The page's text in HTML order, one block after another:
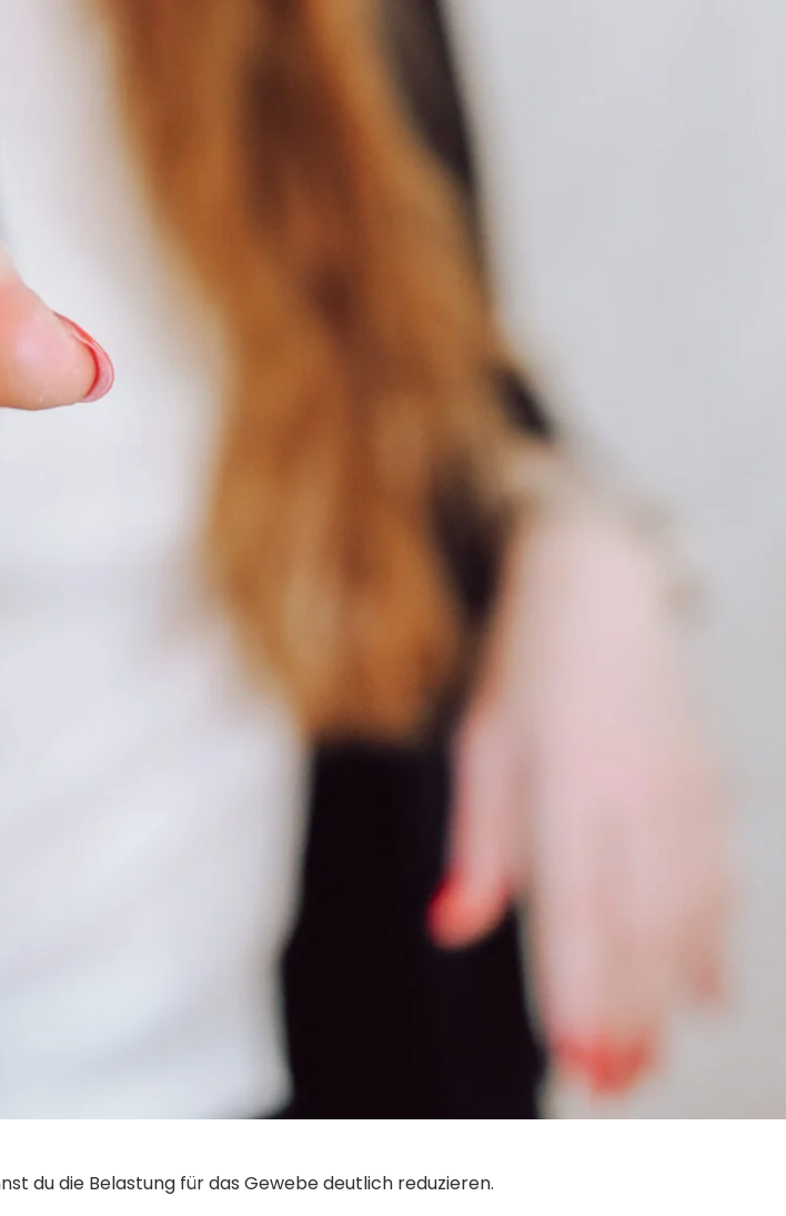
bildet.
zu vermeiden.
Gewebe gespeichert werden, was zu stärkerem Volumen oder
Ergebnis.
stärker reizen kann.
du die Belastung für das Gewebe deutlich reduzieren.